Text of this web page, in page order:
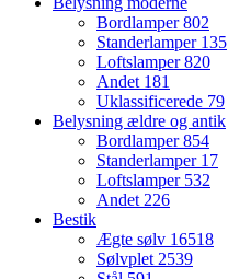
Bordlamper802
Standerlamper 135
Loftslamper820
Andet 181
Uklassificerede 79
Belysning ældre og antik
Bordlamper854
Standerlamper 17
Loftslamper 532
Andet 226
Bestik
Ægte sølv 16518
Sølvplet 2539